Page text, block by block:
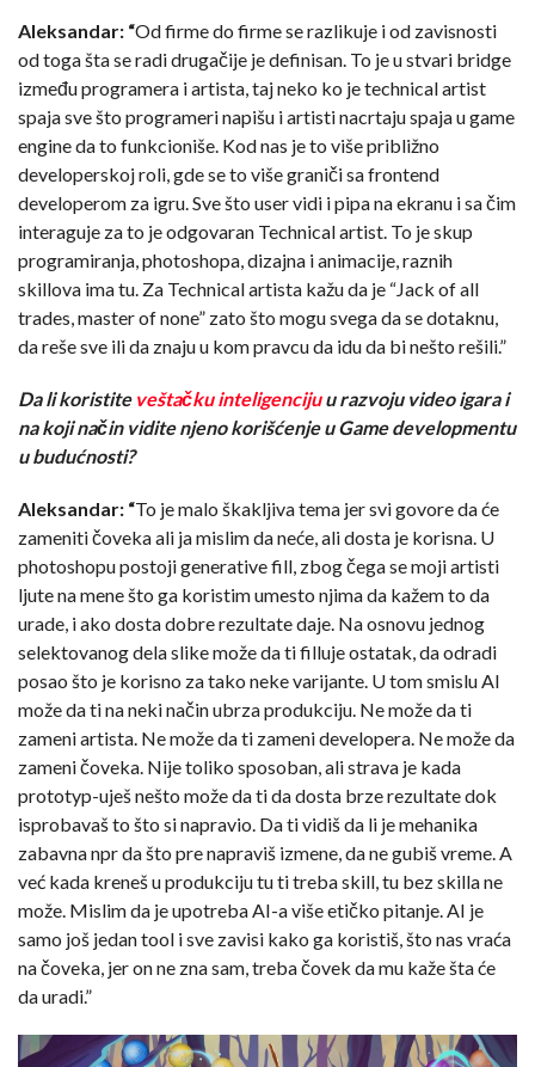
Aleksandar: “Od firme do firme se razlikuje i od zavisnosti
od toga šta se radi drugačije je definisan. To je u stvari bridge
između programera i artista, taj neko ko je technical artist
spaja sve što programeri napišu i artisti nacrtaju spaja u game
engine da to funkcioniše. Kod nas je to više približno
developerskoj roli, gde se to više graniči sa frontend
developerom za igru. Sve što user vidi i pipa na ekranu i sa čim
interaguje za to je odgovaran Technical artist. To je skup
programiranja, photoshopa, dizajna i animacije, raznih
skillova ima tu. Za Technical artista kažu da je “Jack of all
trades, master of none” zato što mogu svega da se dotaknu,
da reše sve ili da znaju u kom pravcu da idu da bi nešto rešili.”
Da li koristite veštačku inteligencijuu razvoju video igara i
na koji način vidite njeno korišćenje u Game developmentu
u budućnosti?
Aleksandar: “To je malo škakljiva tema jer svi govore da će
zameniti čoveka ali ja mislim da neće, ali dosta je korisna. U
photoshopu postoji generative fill, zbog čega se moji artisti
ljute na mene što ga koristim umesto njima da kažem to da
urade, i ako dosta dobre rezultate daje. Na osnovu jednog
selektovanog dela slike može da ti filluje ostatak, da odradi
posao što je korisno za tako neke varijante. U tom smislu AI
može da ti na neki način ubrza produkciju. Ne može da ti
zameni artista. Ne može da ti zameni developera. Ne može da
zameni čoveka. Nije toliko sposoban, ali strava je kada
prototyp-uješ nešto može da ti da dosta brze rezultate dok
isprobavaš to što si napravio. Da ti vidiš da li je mehanika
zabavna npr da što pre napraviš izmene, da ne gubiš vreme. A
već kada kreneš u produkciju tu ti treba skill, tu bez skilla ne
može. Mislim da je upotreba AI-a više etičko pitanje. AI je
samo još jedan tool i sve zavisi kako ga koristiš, što nas vraća
na čoveka, jer on ne zna sam, treba čovek da mu kaže šta će
da uradi.”